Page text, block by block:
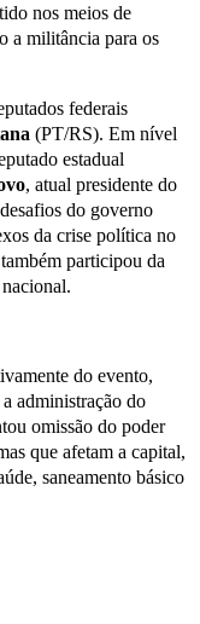
nos meios de
a militância para os
federais
(PT/RS). Em nível
estadual
, atual presidente do
do governo
da crise política no
também participou da
do evento,
administração do
omissão do poder
que afetam a capital,
saneamento básico